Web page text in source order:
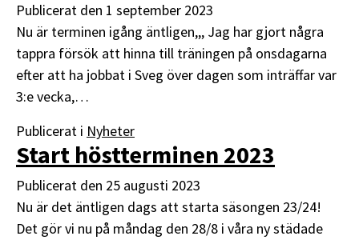
Publicerat den 1 september 2023
Nu är terminen igång äntligen,,, Jag har gjort några
tappra försök att hinna till träningen på onsdagarna
efter att ha jobbat i Sveg över dagen som inträffar var
3:e vecka,…
Publicerat i Nyheter
Start höstterminen 2023
Publicerat den 25 augusti 2023
Nu är det äntligen dags att starta säsongen 23/24!
Det gör vi nu på måndag den 28/8 i våra ny städade